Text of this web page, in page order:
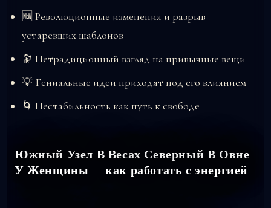
🆕 Революционные изменения и разрыв
устаревших шаблонов
🔭 Нетрадиционный взгляд на привычные вещи
💡 Гениальные идеи приходят под его влиянием
🌀 Нестабильность как путь к свободе
Южный Узел В Весах Северный В Овне
У Женщины — как работать с энергией